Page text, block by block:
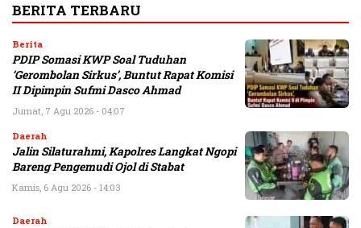
BERITA TERBARU
Berita
PDIP Somasi KWP Soal Tuduhan
‘Gerombolan Sirkus’, Buntut Rapat Komisi
II Dipimpin Sufmi Dasco Ahmad
Jumat, 7 Agu 2026 - 04:07
Daerah
Jalin Silaturahmi, Kapolres Langkat Ngopi
Bareng Pengemudi Ojol di Stabat
Kamis, 6 Agu 2026 - 14:03
Daerah